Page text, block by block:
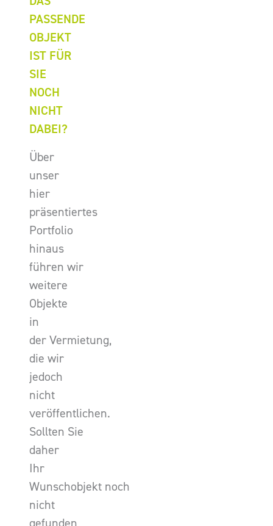
PASSENDE
OBJEKT
IST FÜR
SIE
NOCH
NICHT
DABEI?
Über
unser
hier
präsentiertes
Portfolio
hinaus
führen wir
weitere
Objekte
in
der Vermietung,
die wir
jedoch
nicht
veröffentlichen.
Sollten Sie
daher
Ihr
Wunschobjekt noch
nicht